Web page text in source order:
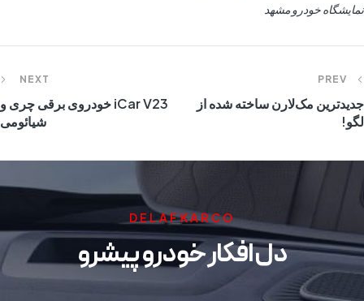
نمایشگاه خودرو مشهد
PREV
جدیدترین مک‌لارن ساخته شده از
لگو!
NEXT
iCar V23 خودروی برقی چری و
شیائومی
DELAFKARCO
دل افکار خودرو پیشرو